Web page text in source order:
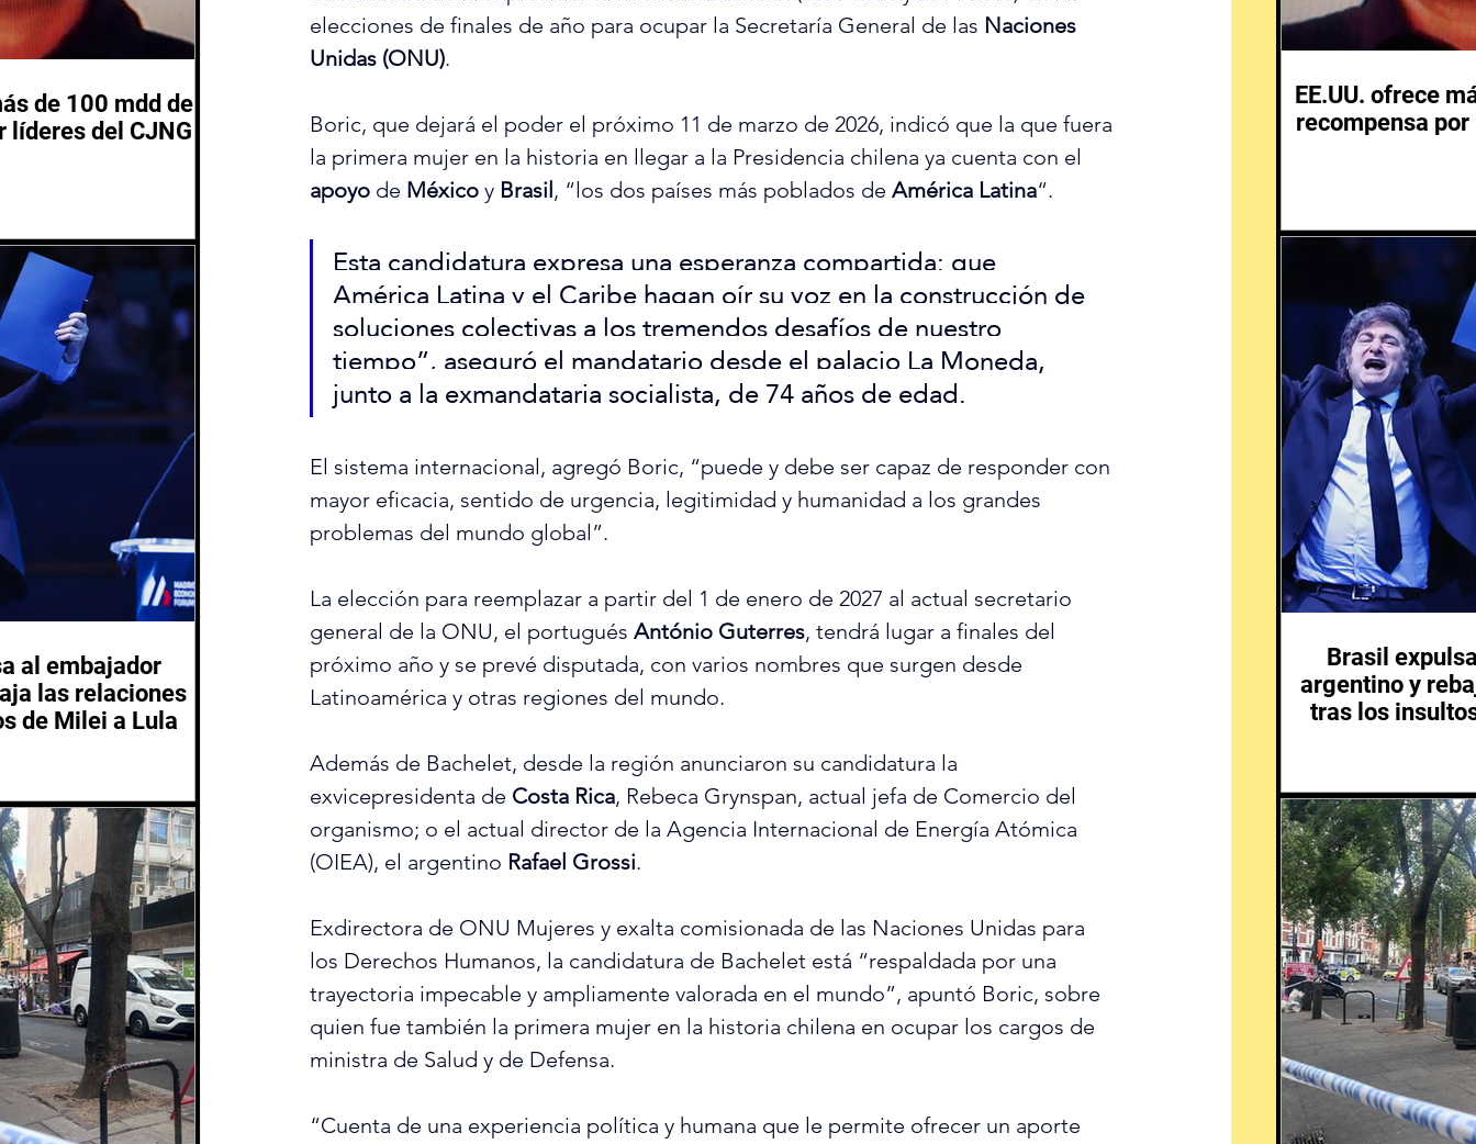
elecciones de finales de año para ocupar la Secretaría General de las Naciones
Unidas (ONU).
Boric, que dejará el poder el próximo 11 de marzo de 2026, indicó que la que fuera
la primera mujer en la historia en llegar a la Presidencia chilena ya cuenta con el
apoyo de México y Brasil, “los dos países más poblados de América Latina“.
Esta candidatura expresa una esperanza compartida: que
América Latina y el Caribe hagan oír su voz en la construcción de
soluciones colectivas a los tremendos desafíos de nuestro
tiempo”, aseguró el mandatario desde el palacio La Moneda,
junto a la exmandataria socialista, de 74 años de edad.
El sistema internacional, agregó Boric, “puede y debe ser capaz de responder con
mayor eficacia, sentido de urgencia, legitimidad y humanidad a los grandes
problemas del mundo global”.
La elección para reemplazar a partir del 1 de enero de 2027 al actual secretario
general de la ONU, el portugués António Guterres, tendrá lugar a finales del
próximo año y se prevé disputada, con varios nombres que surgen desde
Latinoamérica y otras regiones del mundo.
Además de Bachelet, desde la región anunciaron su candidatura la
exvicepresidenta de Costa Rica, Rebeca Grynspan, actual jefa de Comercio del
organismo; o el actual director de la Agencia Internacional de Energía Atómica
(OIEA), el argentino Rafael Grossi.
Exdirectora de ONU Mujeres y exalta comisionada de las Naciones Unidas para
los Derechos Humanos, la candidatura de Bachelet está “respaldada por una
trayectoria impecable y ampliamente valorada en el mundo”, apuntó Boric, sobre
quien fue también la primera mujer en la historia chilena en ocupar los cargos de
ministra de Salud y de Defensa.
“Cuenta de una experiencia política y humana que le permite ofrecer un aporte
de 100 mdd de
líderes del CJNG
al embajador
las relaciones
de Milei a Lula
EE.UU. ofrece
recompensa
Brasil
argentino y
tras los